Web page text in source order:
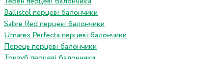
Ballistol перцеві балончики
Sabre Red перцеві балончики
Umarex Perfecta перцеві балончики
Перець перцеві балончики